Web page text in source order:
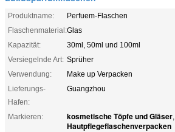
Produktname:
Perfuem-Flaschen
Flaschenmaterial:Glas
Kapazität:
30ml, 50ml und 100ml
Versiegelnde Art: Sprüher
Verwendung:
Make up Verpacken
Lieferungs-
Hafen:
Guangzhou
Markieren: kosmetische Töpfe und Gläser,
Hautpflegeflaschenverpacken